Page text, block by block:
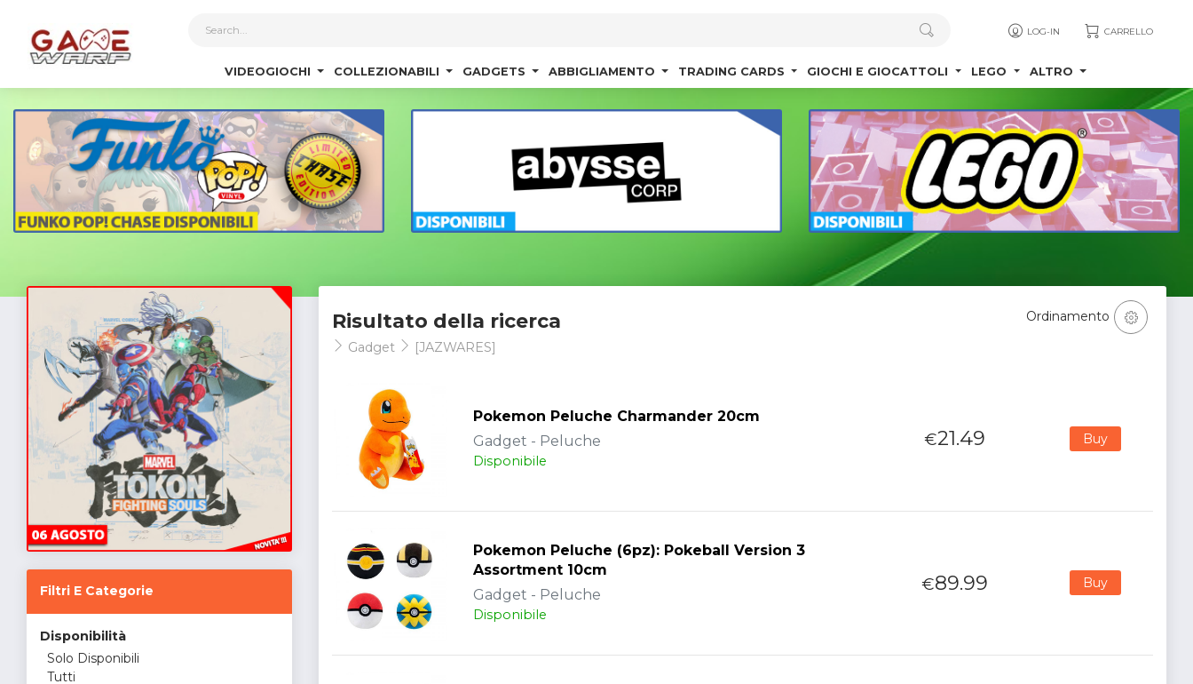
LOG-IN CARRELLO
VIDEOGIOCHI COLLEZIONABILI GADGETS ABBIGLIAMENTO TRADING CARDS GIOCHI E GIOCATTOLI LEGO ALTRO
Filtri E Categorie
Disponibilità
Solo Disponibili
Tutti
Risultato della ricerca
Gadget [JAZWARES]
Ordinamento
Pokemon Peluche Charmander 20cm
Gadget - Peluche
Disponibile
€21.49 Buy
Pokemon Peluche (6pz): Pokeball Version 3
Assortment 10cm
Gadget - Peluche
Disponibile
€89.99 Buy